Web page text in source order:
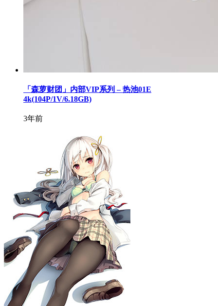
「森萝财团」内部VIP系列 – 热池01E
4k(104P/1V/6.18GB)
3年前